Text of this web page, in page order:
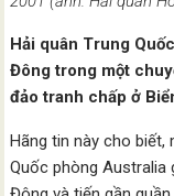
Hải quân Trung
Đông trong một
đảo tranh chấp ở
Hãng tin này cho
Quốc phòng